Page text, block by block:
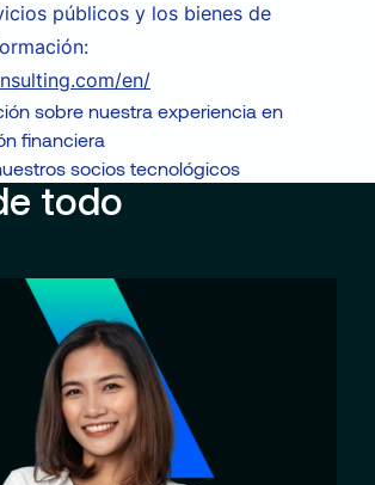
públicos y los bienes de
en/
sobre nuestra experiencia en
financiera
socios tecnológicos
todo